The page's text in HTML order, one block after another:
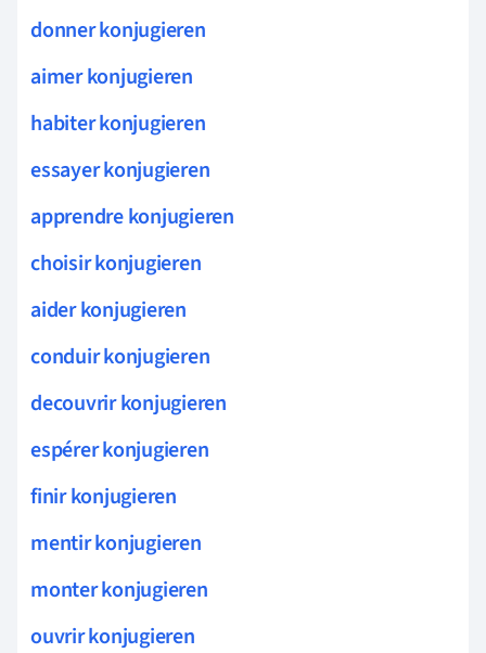
donner konjugieren
aimer konjugieren
habiter konjugieren
essayer konjugieren
apprendre konjugieren
choisir konjugieren
aider konjugieren
conduir konjugieren
decouvrir konjugieren
espérer konjugieren
finir konjugieren
mentir konjugieren
monter konjugieren
ouvrir konjugieren